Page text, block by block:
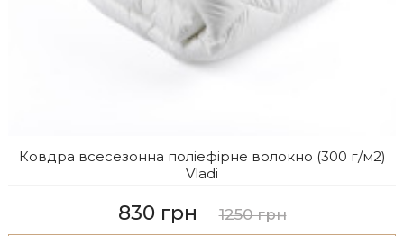
Ковдра всесезонна поліефірне волокно (300 г/м2)
Vladi
830 грн 1250 грн